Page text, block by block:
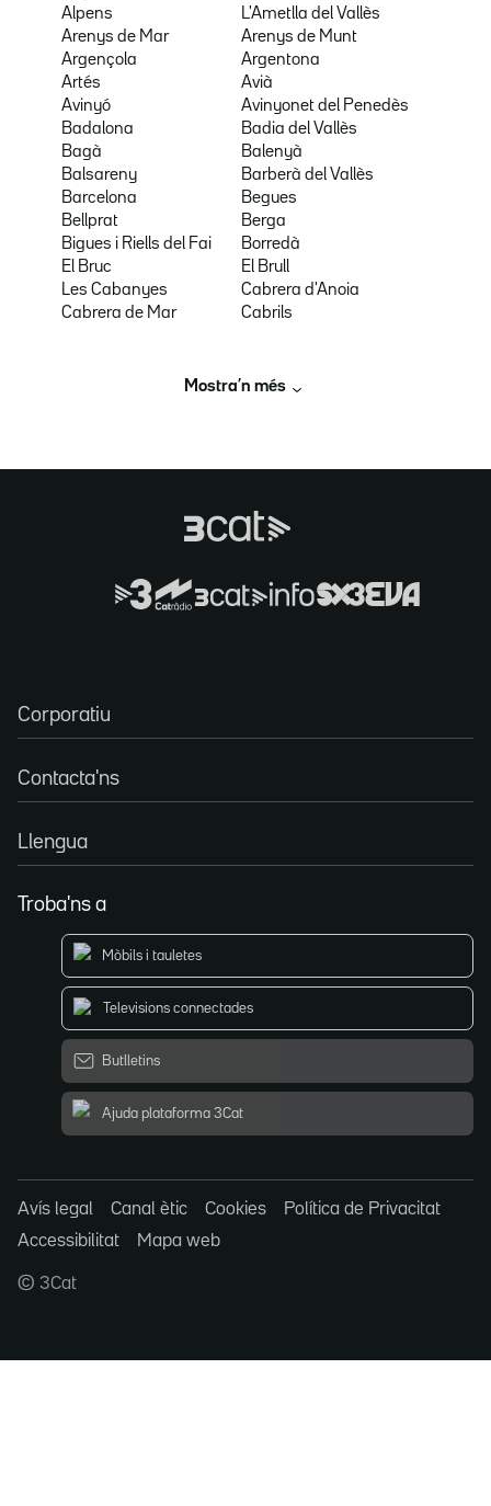
Alpens
L'Ametlla del Vallès
Arenys de Mar
Arenys de Munt
Argençola
Argentona
Artés
Avià
Avinyó
Avinyonet del Penedès
Badalona
Badia del Vallès
Bagà
Balenyà
Balsareny
Barberà del Vallès
Barcelona
Begues
Bellprat
Berga
Bigues i Riells del Fai
Borredà
El Bruc
El Brull
Les Cabanyes
Cabrera d'Anoia
Cabrera de Mar
Cabrils
Mostra’n més
Corporatiu
Contacta'ns
Llengua
Troba'ns a
Mòbils i tauletes
Televisions connectades
Butlletins
Ajuda plataforma 3Cat
Avís legal Canal ètic Cookies
Política de Privacitat
Accessibilitat
Mapa web
© 3Cat